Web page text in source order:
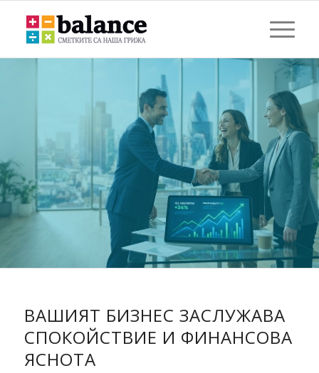
ПРОФЕСИОНАЛНО
АБОНАМЕНТНО
СЧЕТОВОДСТВО:
КЛЮЧЪТ КЪМ СТАБИЛЕН
И РАСТЯЩ БИЗНЕС
ВАШИЯТ БИЗНЕС ЗАСЛУЖАВА
СПОКОЙСТВИЕ И ФИНАНСОВА
ЯСНОТА